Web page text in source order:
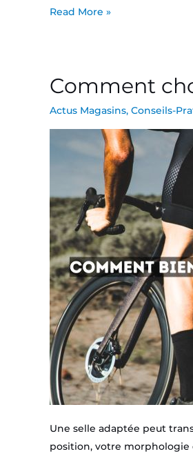
Read More »
Comment
Actus Magasins, Conseils-
Une selle adaptée peut
position, votre
Comment
sa
le
guide
complet